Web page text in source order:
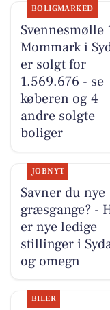
BOLIGMARKED
Svennesmølle
Mommark i
er solgt for
1.569.676 - se
køberen og 4
andre solgte
boliger
JOBNYT
Savner du nye
græsgange? -
er nye ledige
stillinger i
og omegn
BILER